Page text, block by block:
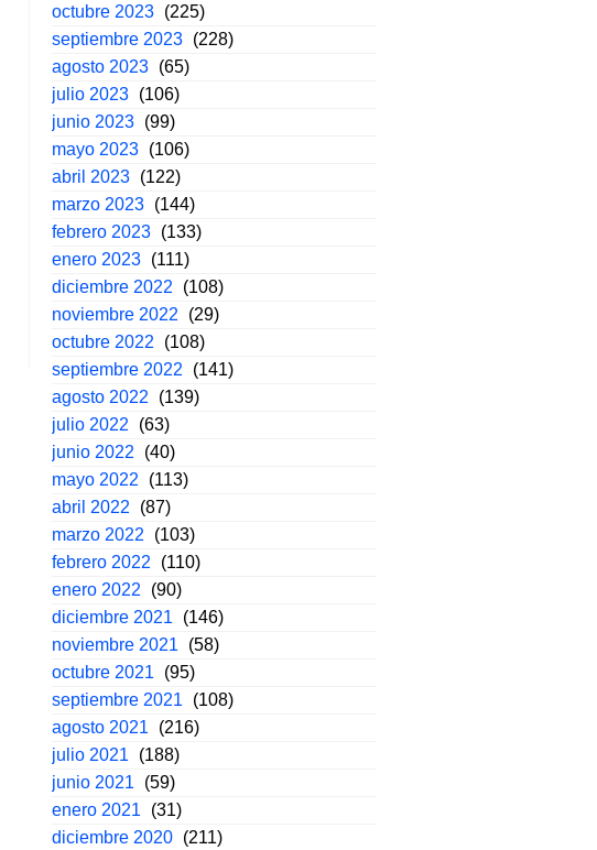
octubre 2023 (225)
septiembre 2023 (228)
agosto 2023 (65)
julio 2023 (106)
junio 2023 (99)
mayo 2023 (106)
abril 2023 (122)
marzo 2023 (144)
febrero 2023 (133)
enero 2023 (111)
diciembre 2022
(108)
noviembre 2022
(29)
octubre 2022
(108)
septiembre 2022
(141)
agosto 2022
(139)
julio 2022
(63)
junio 2022
(40)
mayo 2022
(113)
abril 2022
(87)
marzo 2022
(103)
febrero 2022
(110)
enero 2022
(90)
diciembre 2021
(146)
noviembre 2021
(58)
octubre 2021
(95)
septiembre 2021
(108)
agosto 2021
(216)
julio 2021
(188)
junio 2021
(59)
enero 2021
(31)
diciembre 2020 (211)